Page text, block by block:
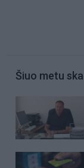
Šiuo metu